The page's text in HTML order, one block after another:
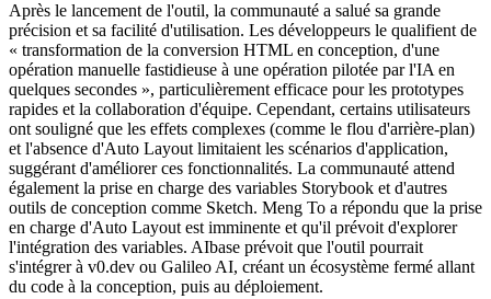
Après le lancement de l'outil, la communauté a salué sa grande
précision et sa facilité d'utilisation. Les développeurs le qualifient de
« transformation de la conversion HTML en conception, d'une
opération manuelle fastidieuse à une opération pilotée par l'IA en
quelques secondes », particulièrement efficace pour les prototypes
rapides et la collaboration d'équipe. Cependant, certains utilisateurs
ont souligné que les effets complexes (comme le flou d'arrière-plan)
et l'absence d'Auto Layout limitaient les scénarios d'application,
suggérant d'améliorer ces fonctionnalités. La communauté attend
également la prise en charge des variables Storybook et d'autres
outils de conception comme Sketch. Meng To a répondu que la prise
en charge d'Auto Layout est imminente et qu'il prévoit d'explorer
l'intégration des variables. AIbase prévoit que l'outil pourrait
s'intégrer à v0.dev ou Galileo AI, créant un écosystème fermé allant
du code à la conception, puis au déploiement.